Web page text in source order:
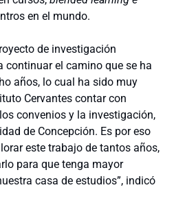
en el mundo.
de investigación
el camino que se ha
años, lo cual ha sido muy
Cervantes contar con
convenios y la investigación,
de Concepción. Es por eso
este trabajo de tantos años,
para que tenga mayor
casa de estudios”, indicó